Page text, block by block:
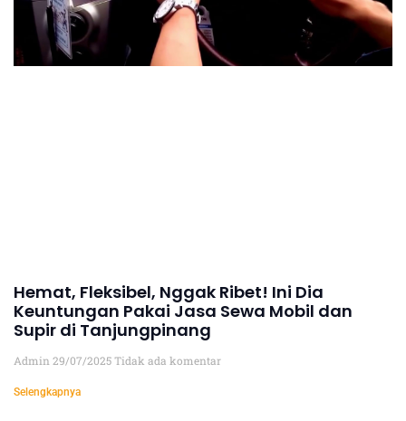
Hemat, Fleksibel, Nggak Ribet! Ini Dia
Keuntungan Pakai Jasa Sewa Mobil dan
Supir di Tanjungpinang
Admin 29/07/2025Tidak ada komentar
Selengkapnya